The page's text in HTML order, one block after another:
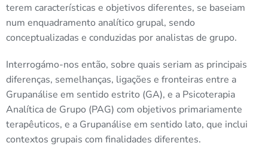
terem características e objetivos diferentes, se baseiam
num enquadramento analítico grupal, sendo
conceptualizadas e conduzidas por analistas de grupo.
Interrogámo-nos então, sobre quais seriam as principais
diferenças, semelhanças, ligações e fronteiras entre a
Grupanálise em sentido estrito (GA), e a Psicoterapia
Analítica de Grupo (PAG) com objetivos primariamente
terapêuticos, e a Grupanálise em sentido lato, que inclui
contextos grupais com finalidades diferentes.